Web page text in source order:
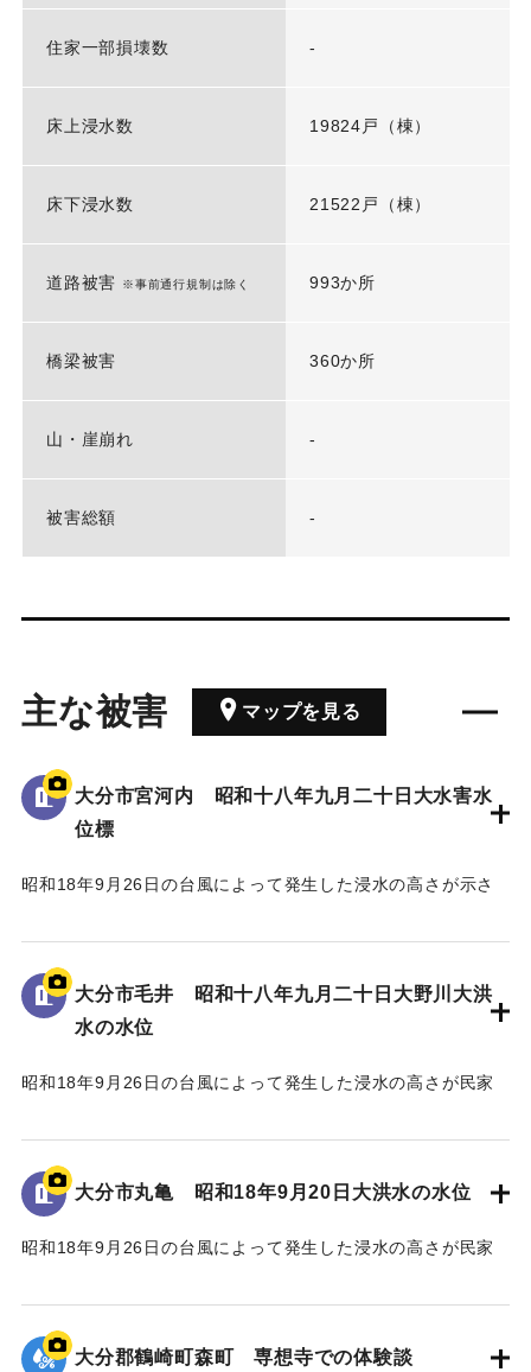
住家一部損壊数 -
床上浸水数 19824戸（棟）
床下浸水数 21522戸（棟）
道路被害 ※事前通行規制は除く 993か所
橋梁被害 360か所
山・崖崩れ -
被害総額 -
主な被害 マップを見る
大分市宮河内 昭和十八年九月二十日大水害水
位標
昭和18年9月26日の台風によって発生した浸水の高さが示さ
水位は看板の上にある水平の棒の位置であり、地面から3.5 m
の高さがある。
｜固有コード:00481082
大分市毛井 昭和十八年九月二十日大野川大洪
水の水位
昭和18年9月26日の台風によって発生した浸水の高さが民家
水位は地面から3.5 mの位置に示されている。
｜固有コード:00481081
大分市丸亀 昭和18年9月20日大洪水の水位
昭和18年9月26日の台風によって発生した浸水の高さが民家
れている。
｜固有コード:00481080
大分郡鶴崎町森町 専想寺での体験談